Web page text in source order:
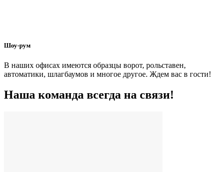
Шоу-рум
В наших офисах имеются образцы ворот, рольставен,
автоматики, шлагбаумов и многое другое. Ждем вас в гости!
Наша команда всегда на связи!